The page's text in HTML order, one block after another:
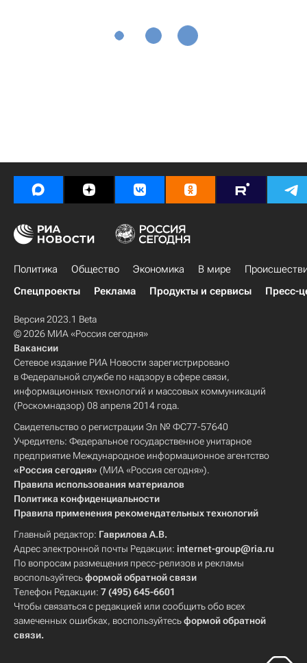
Политика Общество Экономика В мире
Спецпроекты
Реклама Продукты и сервисы Пресс-
Версия 2023.1 Beta
© 2026 МИА «Россия сегодня»
Вакансии
Сетевое издание РИА Новости зарегистрировано
в Федеральной службе по надзору в сфере связи,
информационных технологий и массовых коммуникаций
(Роскомнадзор) 08 апреля 2014 года.
Свидетельство о регистрации Эл № ФС77-57640
Учредитель: Федеральное государственное унитарное
предприятие Международное информационное агентство
«Россия сегодня» (МИА «Россия сегодня»).
Правила использования материалов
Политика конфиденциальности
Правила применения рекомендательных технологий
Главный редактор: Гаврилова А.В.
Адрес электронной почты Редакции: internet-group@ria.ru
По вопросам размещения пресс-релизов и рекламы
воспользуйтесьформой обратной связи
Телефон Редакции: 7 (495) 645-6601
Чтобы связаться с редакцией или сообщить обо всех
замеченных ошибках, воспользуйтесьформой обратной
связи.